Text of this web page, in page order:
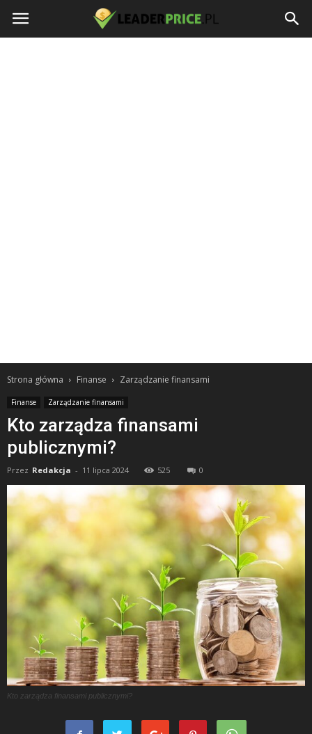
LEADERPRICE.PL
Strona główna Finanse Zarządzanie finansami
Finanse Zarządzanie finansami
Kto zarządza finansami
publicznymi?
Przez Redakcja - 11 lipca 2024 525 0
Kto zarządza finansami publicznymi?